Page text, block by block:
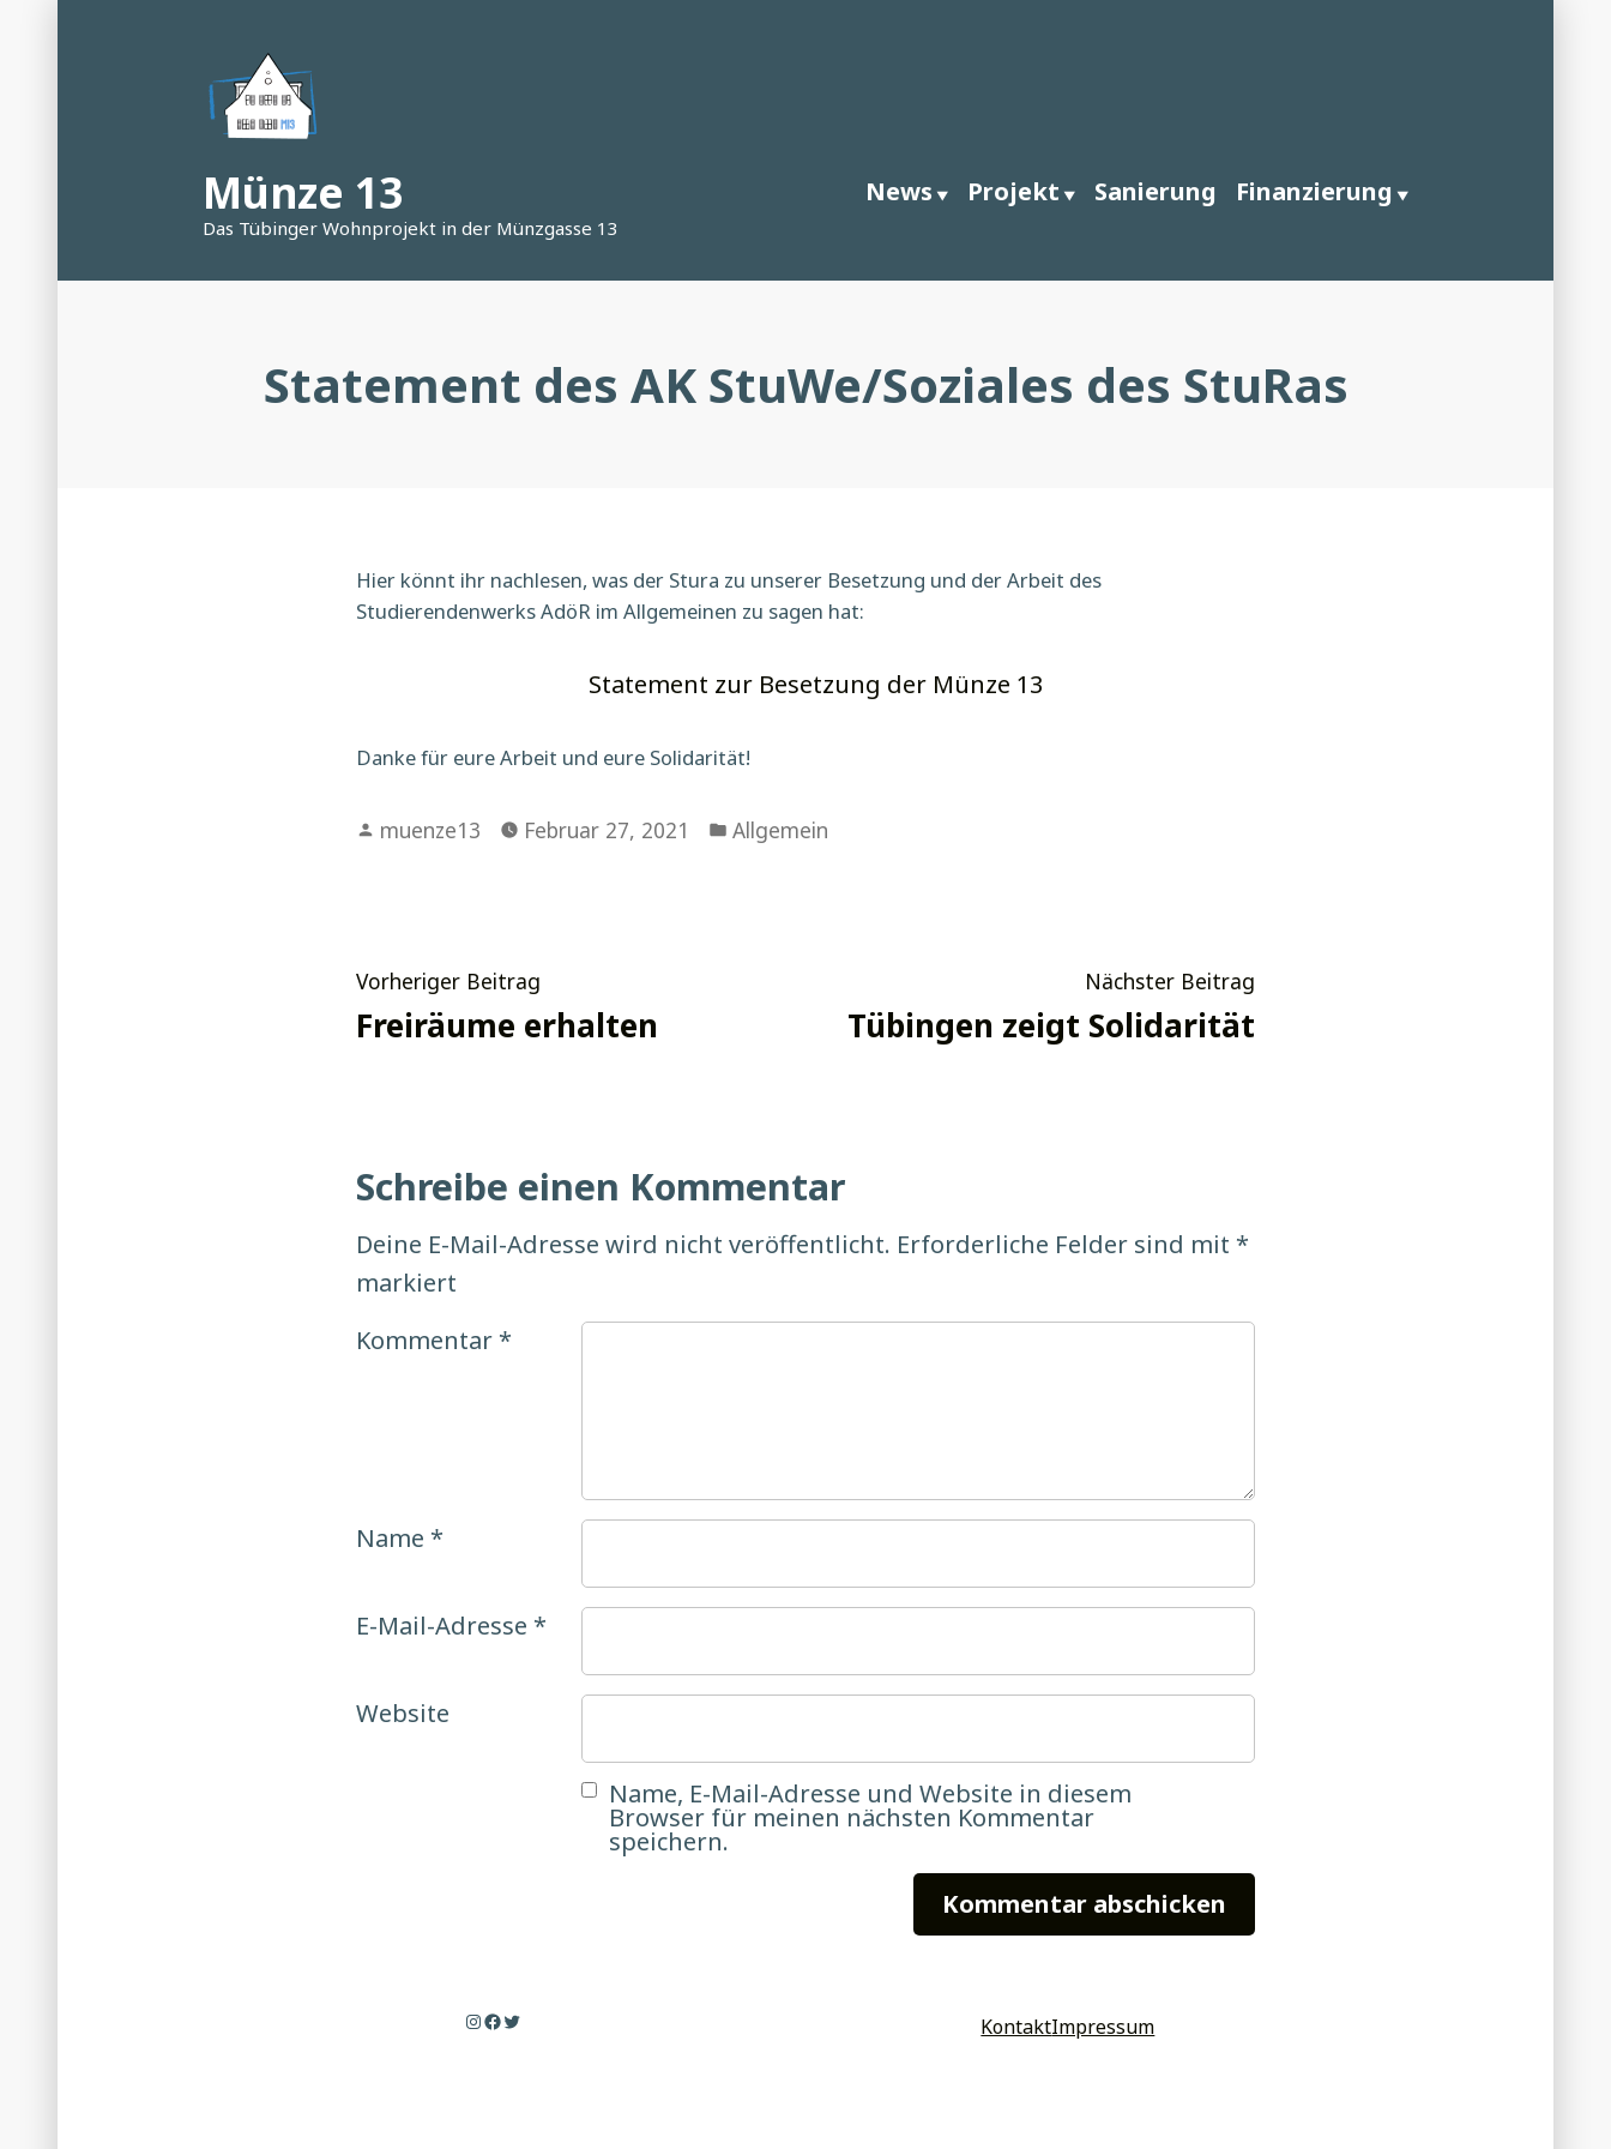
Münze 13
Das Tübinger Wohnprojekt in der Münzgasse 13
News Projekt Sanierung Finanzierung
Statement des AK StuWe/Soziales des StuRas
Hier könnt ihr nachlesen, was der Stura zu unserer Besetzung und der Arbeit des
Studierendenwerks AdöR im Allgemeinen zu sagen hat:
Statement zur Besetzung der Münze 13
Danke für eure Arbeit und eure Solidarität!
Verfasst
muenze13 Februar 27, 2021
Veröffentlicht
Allgemein
Beitragsnavigation
Vorheriger Beitrag
Beitrag:
Freiräume erhalten
Nächster Beitrag
Tübingen zeigt Solidarität
Schreibe einen Kommentar
Deine E-Mail-Adresse wird nicht veröffentlicht. Erforderliche Felder sind mit *
markiert
Kommentar *
Name *
E-Mail-Adresse *
Website
Name, E-Mail-Adresse und Website in diesem
Browser für meinen nächsten Kommentar
speichern.
Instagram
Facebook
Twitter KontaktImpressum